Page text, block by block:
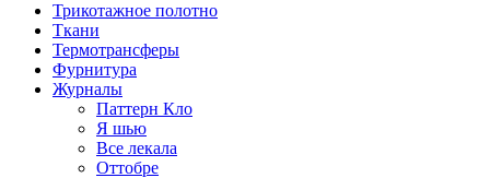
Трикотажное полотно
Ткани
Термотрансферы
Фурнитура
Журналы
Паттерн Кло
Я шью
Все лекала
Оттобре